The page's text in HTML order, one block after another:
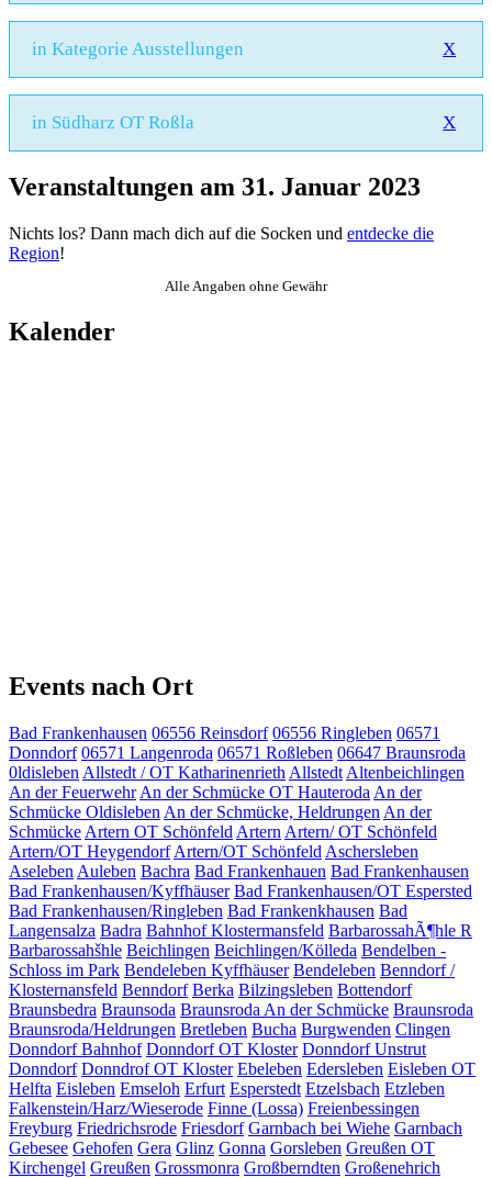
in Kategorie Ausstellungen X
in Südharz OT Roßla X
Veranstaltungen am 31. Januar 2023
Nichts los? Dann mach dich auf die Socken und entdecke die
Region!
Alle Angaben ohne Gewähr
Kalender
Events nach Ort
Bad Frankenhausen 06556 Reinsdorf 06556 Ringleben 06571
Donndorf 06571 Langenroda 06571 Roßleben 06647 Braunsroda
0ldisleben Allstedt / OT Katharinenrieth Allstedt Altenbeichlingen
An der Feuerwehr An der Schmücke OT Hauteroda An der
Schmücke Oldisleben An der Schmücke, Heldrungen An der
Schmücke Artern OT Schönfeld Artern Artern/ OT Schönfeld
Artern/OT Heygendorf Artern/OT Schönfeld Aschersleben
Aseleben Auleben Bachra Bad Frankenhauen Bad Frankenhausen
Bad Frankenhausen/Kyffhäuser Bad Frankenhausen/OT Espersted
Bad Frankenhausen/Ringleben Bad Frankenkhausen Bad
Langensalza Badra Bahnhof Klostermansfeld BarbarossahÃ¶hle R
Barbarossahšhle Beichlingen Beichlingen/Kölleda Bendelben -
Schloss im Park Bendeleben Kyffhäuser Bendeleben Benndorf /
Klosternansfeld Benndorf Berka Bilzingsleben Bottendorf
Braunsbedra Braunsoda Braunsroda An der Schmücke Braunsroda
Braunsroda/Heldrungen Bretleben Bucha Burgwenden Clingen
Donndorf Bahnhof Donndorf OT Kloster Donndorf Unstrut
Donndorf Donndrof OT Kloster Ebeleben Edersleben Eisleben OT
Helfta Eisleben Emseloh Erfurt Esperstedt Etzelsbach Etzleben
Falkenstein/Harz/Wieserode Finne (Lossa) Freienbessingen
Freyburg Friedrichsrode Friesdorf Garnbach bei Wiehe Garnbach
Gebesee Gehofen Gera Glinz Gonna Gorsleben Greußen OT
Kirchengel Greußen Grossmonra Großberndten Großenehrich